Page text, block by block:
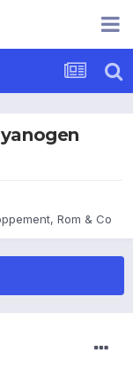
Rom & Co